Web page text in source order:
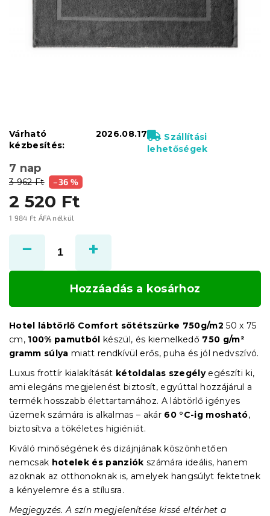
3 962 Ft –36 %
2 520 Ft
1 984 Ft ÁFA nélkül
7 nap
Várható
kézbesítés:
2026.08.17
Szállítási
lehetőségek
Hozzáadás a kosárhoz
Hotel lábtörlő Comfort sötétszürke 750g/m2 50 x 75
cm, 100% pamutból készül, és kiemelkedő 750 g/m²
gramm súlya miatt rendkívül erős, puha és jól nedvszívó.
Luxus frottír kialakítását kétoldalas szegélyegészíti ki,
ami elegáns megjelenést biztosít, egyúttal hozzájárul a
termék hosszabb élettartamához. A lábtörlő igényes
üzemek számára is alkalmas – akár 60 °C-ig mosható,
biztosítva a tökéletes higiéniát.
Kiváló minőségének és dizájnjának köszönhetően
nemcsak hotelek és panziók számára ideális, hanem
azoknak az otthonoknak is, amelyek hangsúlyt fektetnek
a kényelemre és a stílusra.
Megjegyzés. A szín megjelenítése kissé eltérhet a